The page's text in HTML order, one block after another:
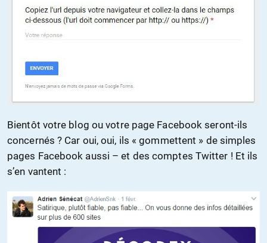
Bientôt votre blog ou votre page Facebook seront-ils
concernés ? Car oui, oui, ils « gommettent » de simples
pages Facebook aussi – et des comptes Twitter ! Et ils
s’en vantent :